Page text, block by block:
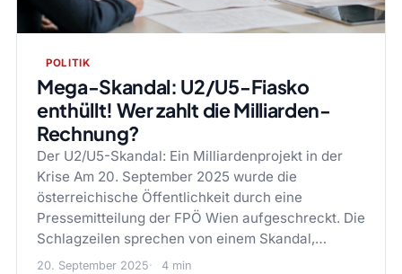
POLITIK
Mega-Skandal: U2/U5-Fiasko
enthüllt! Wer zahlt die Milliarden-
Rechnung?
Der U2/U5-Skandal: Ein Milliardenprojekt in der
Krise Am 20. September 2025 wurde die
österreichische Öffentlichkeit durch eine
Pressemitteilung der FPÖ Wien aufgeschreckt. Die
Schlagzeilen sprechen von einem Skandal,…
20. September 2025 4 min